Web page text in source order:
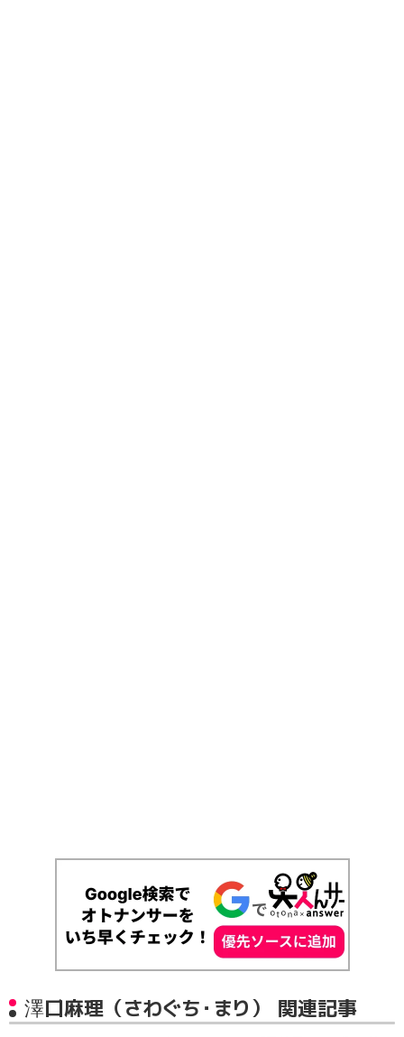
澤口麻理（さわぐち・まり） 関連記事